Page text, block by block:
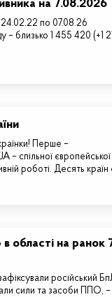
на 7.08.2026
24.02.22 по 07.08.26
– близько 1 455 420 (+1
Перше –
– спільної європейської
роботі. Десять країн
області на ранок
російський
сили та засоби ППО, –